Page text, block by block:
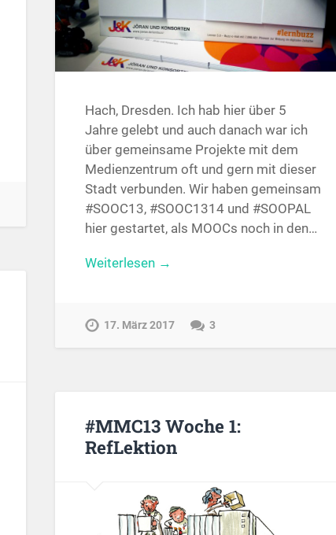
Hach, Dresden. Ich hab hier über 5
Jahre gelebt und auch danach war ich
über gemeinsame Projekte mit dem
Medienzentrum oft und gern mit dieser
Stadt verbunden. Wir haben gemeinsam
#SOOC13, #SOOC1314 und #SOOPAL
hier gestartet, als MOOCs noch in den…
Weiterlesen →
17. März 2017 3
#MMC13 Woche 1:
RefLektion